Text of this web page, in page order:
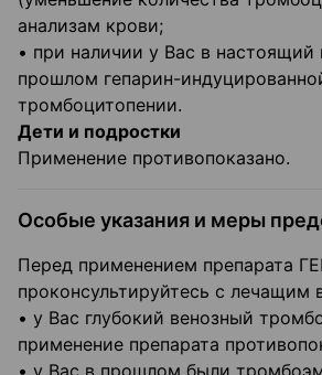
анализам крови;
• при наличии у Вас в
прошлом гепарин-
тромбоцитопении.
Дети и подростки
Применение противопоказано.
Особые указания и меры
Перед применением препарата
проконсультируйтесь с лечащим
• у Вас глубокий венозный
применение препарата